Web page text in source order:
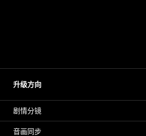
升级方向
剧情分镜
音画同步